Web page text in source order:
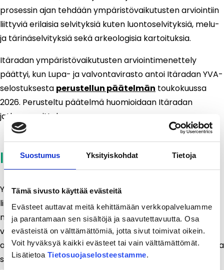
Suostumus Yksityiskohdat Tietoja
Tämä sivusto käyttää evästeitä
Evästeet auttavat meitä kehittämään verkkopalveluamme
ja parantamaan sen sisältöjä ja saavutettavuutta. Osa
evästeistä on välttämättömiä, jotta sivut toimivat oikein.
Voit hyväksyä kaikki evästeet tai vain välttämättömät.
Lisätietoa Tietosuojaselosteestamme.
prosessin ajan tehdään ympäristövaikutusten arviointiin
liittyviä erilaisia selvityksiä kuten luontoselvityksiä, melu-
ja tärinäselvityksiä sekä arkeologisia kartoituksia.
Itäradan ympäristövaikutusten arviointimenettely
päättyi, kun Lupa- ja valvontavirasto antoi Itäradan YVA-
selostuksesta perustellun päätelmän toukokuussa
2026. Perusteltu päätelmä huomioidaan Itäradan
jatkosuunnittelussa.
Itäradan YVA-selostus
YVA-selostuksessa on kuvattu muun muassa radan
linjausvaihtoehtojen merkittävät ympäristövaikutukset,
niiden lieventämiskeinot ja seuranta sekä vertaillaan
vaihtoehtoja. Arviointiselostus oli nähtävillä 60 päivän
ajan 13.1.–13.3.2026 sekä verkossa että painettuna kaikissa
suunnittelualueen kunnissa: Vantaa, Tuusula, Kerava,